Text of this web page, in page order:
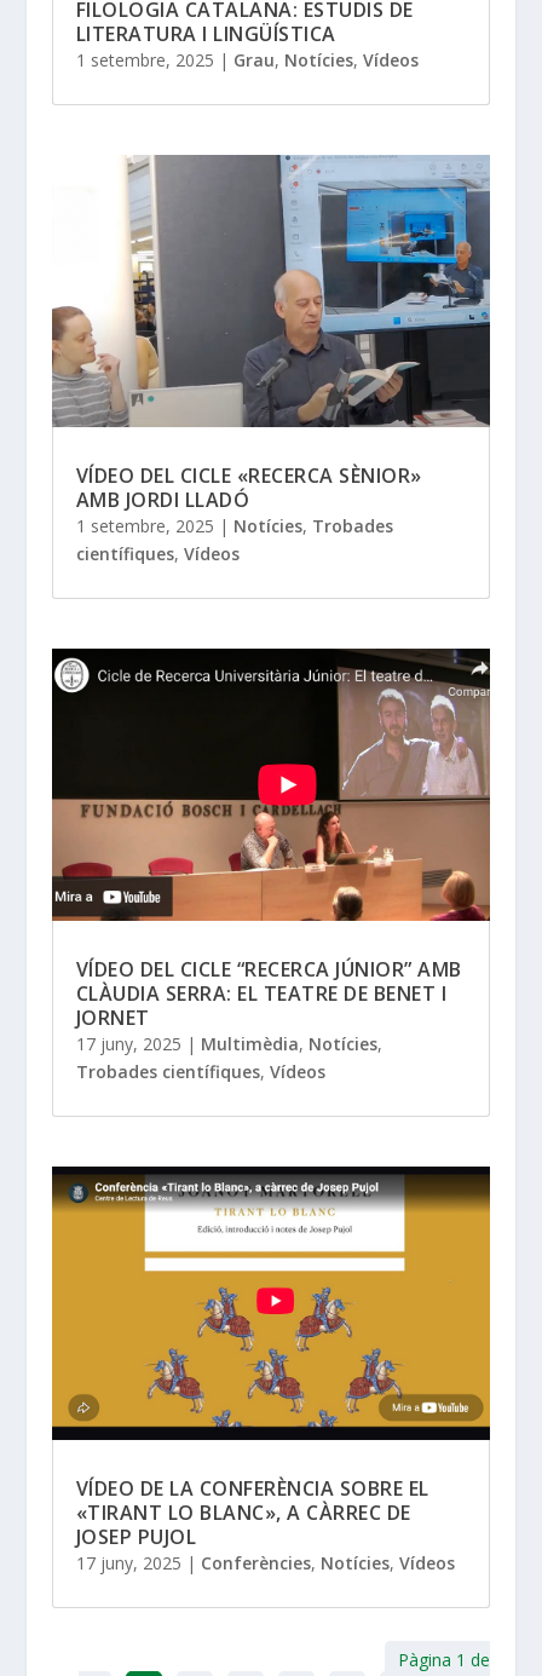
FILOLOGIA CATALANA: ESTUDIS DE
LITERATURA I LINGÜÍSTICA
1 setembre, 2025 | Grau, Notícies, Vídeos
VÍDEO DEL CICLE «RECERCA SÈNIOR»
AMB JORDI LLADÓ
1 setembre, 2025 | Notícies, Trobades
científiques, Vídeos
VÍDEO DEL CICLE “RECERCA JÚNIOR” AMB
CLÀUDIA SERRA: EL TEATRE DE BENET I
JORNET
17 juny, 2025 | Multimèdia, Notícies,
Trobades científiques, Vídeos
VÍDEO DE LA CONFERÈNCIA SOBRE EL
«TIRANT LO BLANC», A CÀRREC DE
JOSEP PUJOL
17 juny, 2025 | Conferències, Notícies, Vídeos
Pàgina 1 de